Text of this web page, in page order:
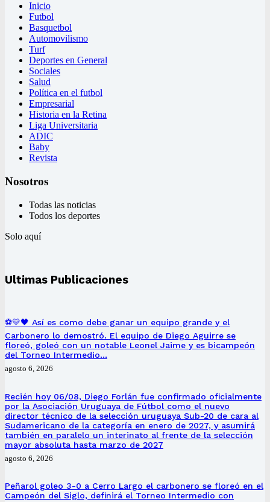
Inicio
Futbol
Basquetbol
Automovilismo
Turf
Deportes en General
Sociales
Salud
Política en el futbol
Empresarial
Historia en la Retina
Liga Universitaria
ADIC
Baby
Revista
Nosotros
Todas las noticias
Todos los deportes
Solo aquí
Ultimas Publicaciones
⚽💛🖤 Así es como debe ganar un equipo grande y el
Carbonero lo demostró. El equipo de Diego Aguirre se
floreó, goleó con un notable Leonel Jaime y es bicampeón
del Torneo Intermedio…
agosto 6, 2026
Recién hoy 06/08, Diego Forlán fue confirmado oficialmente
por la Asociación Uruguaya de Fútbol como el nuevo
director técnico de la selección uruguaya Sub-20 de cara al
Sudamericano de la categoría en enero de 2027, y asumirá
también en paralelo un interinato al frente de la selección
mayor absoluta hasta marzo de 2027
agosto 6, 2026
Peñarol goleo 3-0 a Cerro Largo el carbonero se floreó en el
Campeón del Siglo, definirá el Torneo Intermedio con